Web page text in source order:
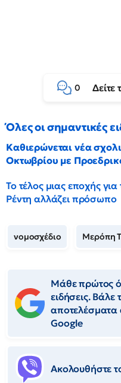
0 Δείτε
Όλες οι σημαντικές
Καθιερώνεται νέα
Οκτωβρίου με
Το τέλος μιας εποχής
Ρέντη αλλάζει πρόσωπο
νομοσχέδιο Μερόπη
Μάθε πρώτος
ειδήσεις.
αποτελέσματα
Google
Ακολουθήστε